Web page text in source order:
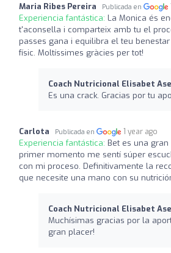
Maria Ribes Pereira Publicada en
Experiencia fantástica: La Monica és
t'aconsella i comparteix amb tu el
passes gana i equilibra el teu
físic. Moltíssimes gràcies per tot!
Coach Nutricional Elisabet
Es una crack. Gracias por tu
Carlota Publicada en 1 year ago
Experiencia fantástica: Bet es una
primer momento me sentí súper
con mi proceso. Definitivamente la
que necesite una mano con su
Coach Nutricional Elisabet
Muchísimas gracias por la
gran placer!